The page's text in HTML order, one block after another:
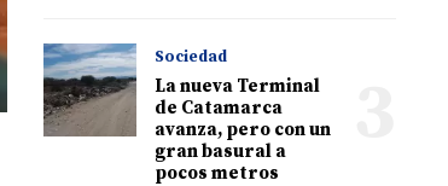
Sociedad
La nueva Terminal
de Catamarca
avanza, pero con un
gran basural a
pocos metros